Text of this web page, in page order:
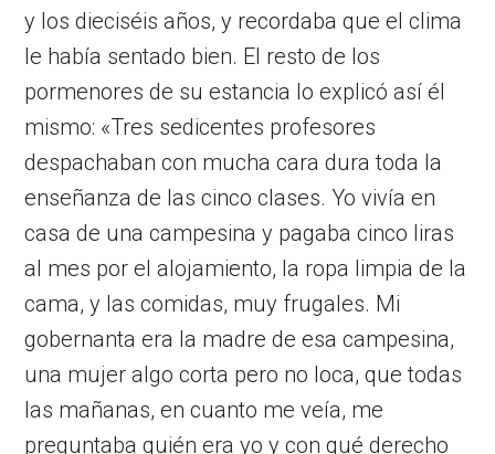
y los dieciséis años, y recordaba que el clima
le había sentado bien. El resto de los
pormenores de su estancia lo explicó así él
mismo: «Tres sedicentes profesores
despachaban con mucha cara dura toda la
enseñanza de las cinco clases. Yo vivía en
casa de una campesina y pagaba cinco liras
al mes por el alojamiento, la ropa limpia de la
cama, y las comidas, muy frugales. Mi
gobernanta era la madre de esa campesina,
una mujer algo corta pero no loca, que todas
las mañanas, en cuanto me veía, me
preguntaba quién era yo y con qué derecho